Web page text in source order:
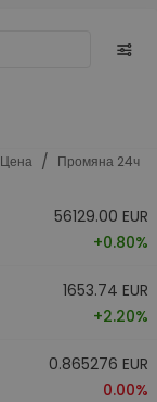
Цена / Промяна 24ч
56129.00 EUR
+0.80%
1653.74 EUR
+2.20%
0.865276 EUR
0.00%